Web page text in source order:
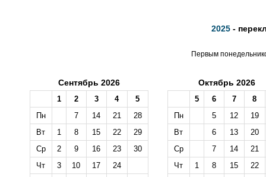
2025 -
Первым
Сентябрь 2026
1 2 3 4
5
Пн
7 14 21
28
Вт
1 8 15 22
29
Ср
2 9 16 23
30
Чт
3 10 17
24
Октябрь 2026
5 6 7
8
Пн
5 12
19
Вт
6 13
20
Ср
7 14
21
Чт
1 8 15
22